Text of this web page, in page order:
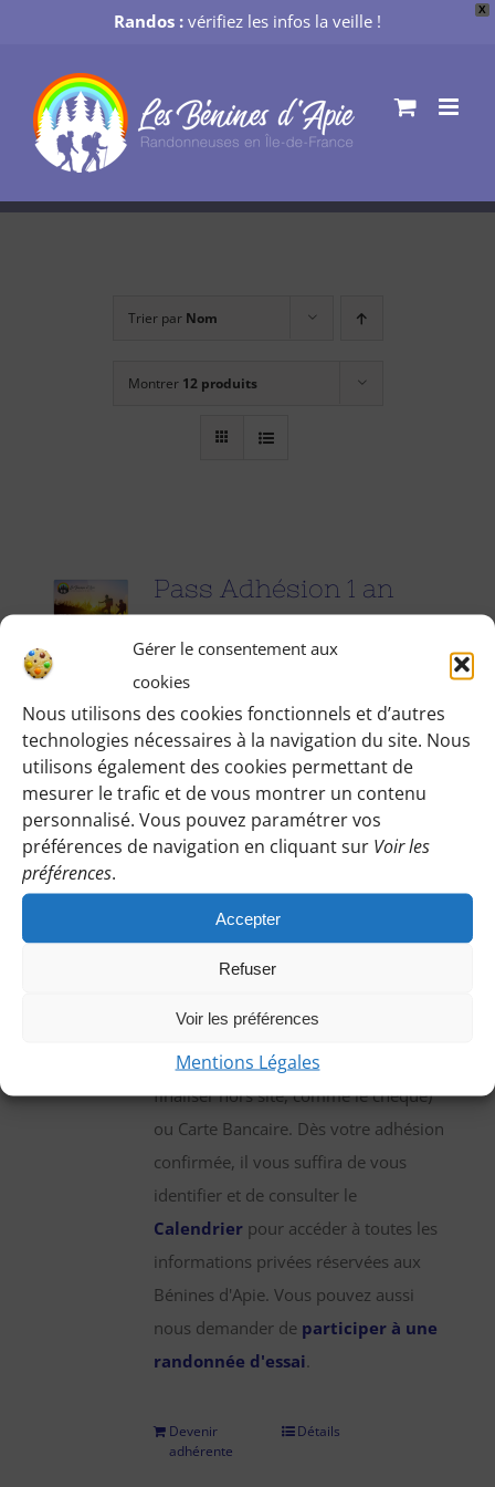
X
Randos : vérifiez les infos la veille !
Gérer le consentement aux
cookies
Nous utilisons des cookies fonctionnels et d’autres
technologies nécessaires à la navigation du site. Nous
utilisons également des cookies permettant de
mesurer le trafic et de vous montrer un contenu
personnalisé. Vous pouvez paramétrer vos
préférences de navigation en cliquant sur Voir les
préférences.
Accepter
Refuser
Voir les préférences
Mentions Légales
contenu
Trier par Nom
Montrer 12 produits
Pass Adhésion 1 an
25.00€ pour 1 an
Accédez à toutes les informations
pratiques de nos excursions du
dimanche et des jours fériés (Point de
rendez-vous, horaires, conseils etc.), et
participez à nos activités telles que des
Pour adhérer et faire vivre notre
association, nous vous demandons
que vous pouvez régler par chèque,
virement bancaire (démarche à
finaliser hors site, comme le chèque)
ou Carte Bancaire. Dès votre adhésion
confirmée, il vous suffira de vous
identifier et de consulter le
Calendrier pour accéder à toutes les
informations privées réservées aux
Bénines d'Apie. Vous pouvez aussi
nous demander de participer à une
randonnée d'essai.
Devenir
adhérente
Détails